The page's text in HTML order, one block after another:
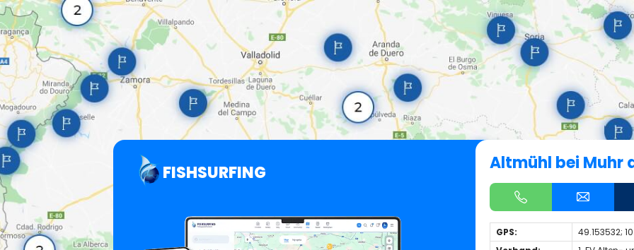
FISHSURFING Altmühl bei Muhr
GPS:
49.153532;